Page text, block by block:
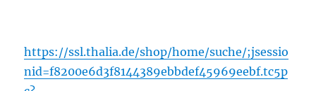
https://ssl.thalia.de/shop/home/suche/;jsessio
nid=f8200e6d3f8144389ebbdef45969eebf.tc5p